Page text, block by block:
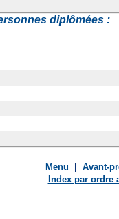
diplômées :
Menu
Avant-
Index par ordre